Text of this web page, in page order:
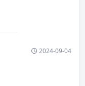
2024-09-04